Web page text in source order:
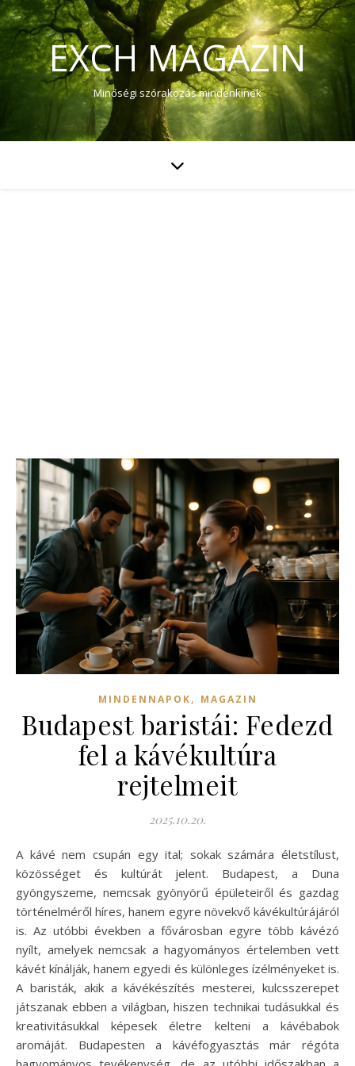
EXCH MAGAZIN
Minőségi szórakozás mindenkinek
MINDENNAPOK, MAGAZIN
Budapest baristái: Fedezd
fel a kávékultúra
rejtelmeit
2025.10.20.
A kávé nem csupán egy ital; sokak számára életstílust,
közösséget és kultúrát jelent. Budapest, a Duna
gyöngyszeme, nemcsak gyönyörű épületeiről és gazdag
történelméről híres, hanem egyre növekvő kávékultúrájáról
is. Az utóbbi években a fővárosban egyre több kávézó
nyílt, amelyek nemcsak a hagyományos értelemben vett
kávét kínálják, hanem egyedi és különleges ízélményeket is.
A baristák, akik a kávékészítés mesterei, kulcsszerepet
játszanak ebben a világban, hiszen technikai tudásukkal és
kreativitásukkal képesek életre kelteni a kávébabok
aromáját. Budapesten a kávéfogyasztás már régóta